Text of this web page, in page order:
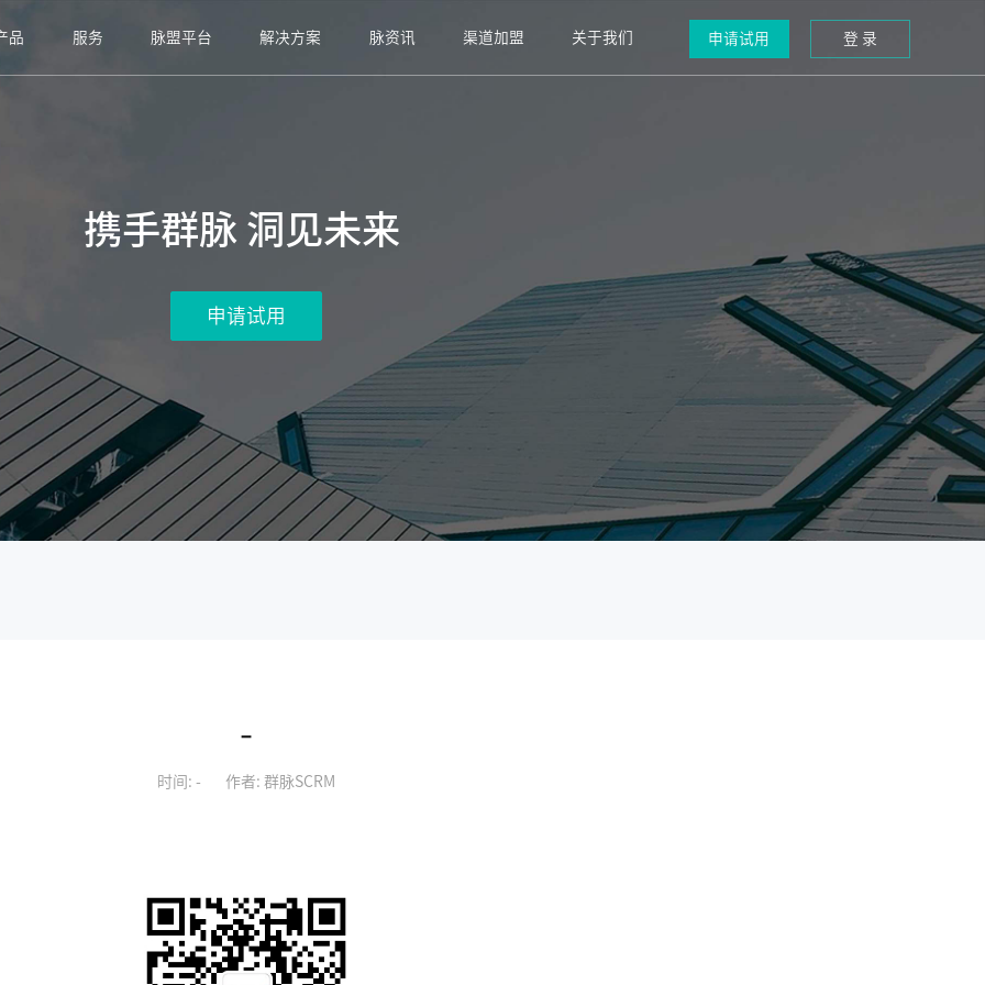
品 服务 脉盟平台 解决方案 脉资讯 渠道加盟 关于我们 申请试用 登 录
携手群脉 洞见未来
申请试用
-
时间: - 作者: 群脉SCRM